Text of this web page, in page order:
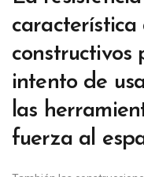
característica
constructivos
intento de
las
fuerza al